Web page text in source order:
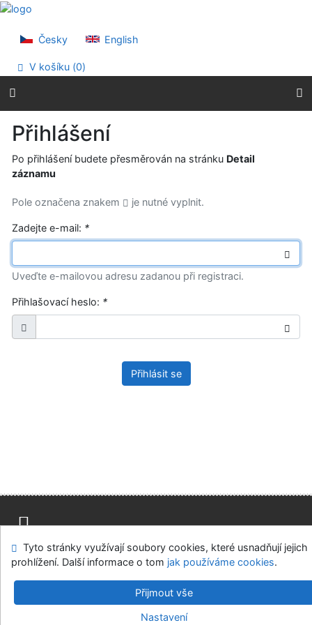
Přejít na obsah
Prohlášení o webové přístupnosti
Česky English
V košíku (0)
Přihlášení
Po přihlášení budete přesměrován na stránku Detail
záznamu
Pole označena znakem je nutné vyplnit.
Zadejte e-mail: *
Uveďte e-mailovou adresu zadanou při registraci.
Přihlašovací heslo: *
Přihlásit se
Mapa stránek Přístupnost
Soukromí
Modul OpenSearch
Napište nám Nastavení cookies
Parlamentní knihovna České republiky
v.4.8.63a-Cosmotron Bohemia, s.r.o.
Tyto stránky využívají soubory cookies, které usnadňují jejich
prohlížení. Další informace o tom jak používáme cookies.
Přijmout vše
Nastavení